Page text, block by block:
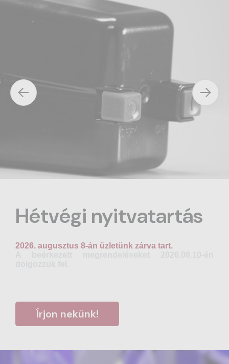
Hétvégi nyitvatartás
2026. augusztus 8-án üzletünk zárva tart.
Írjon nekünk!